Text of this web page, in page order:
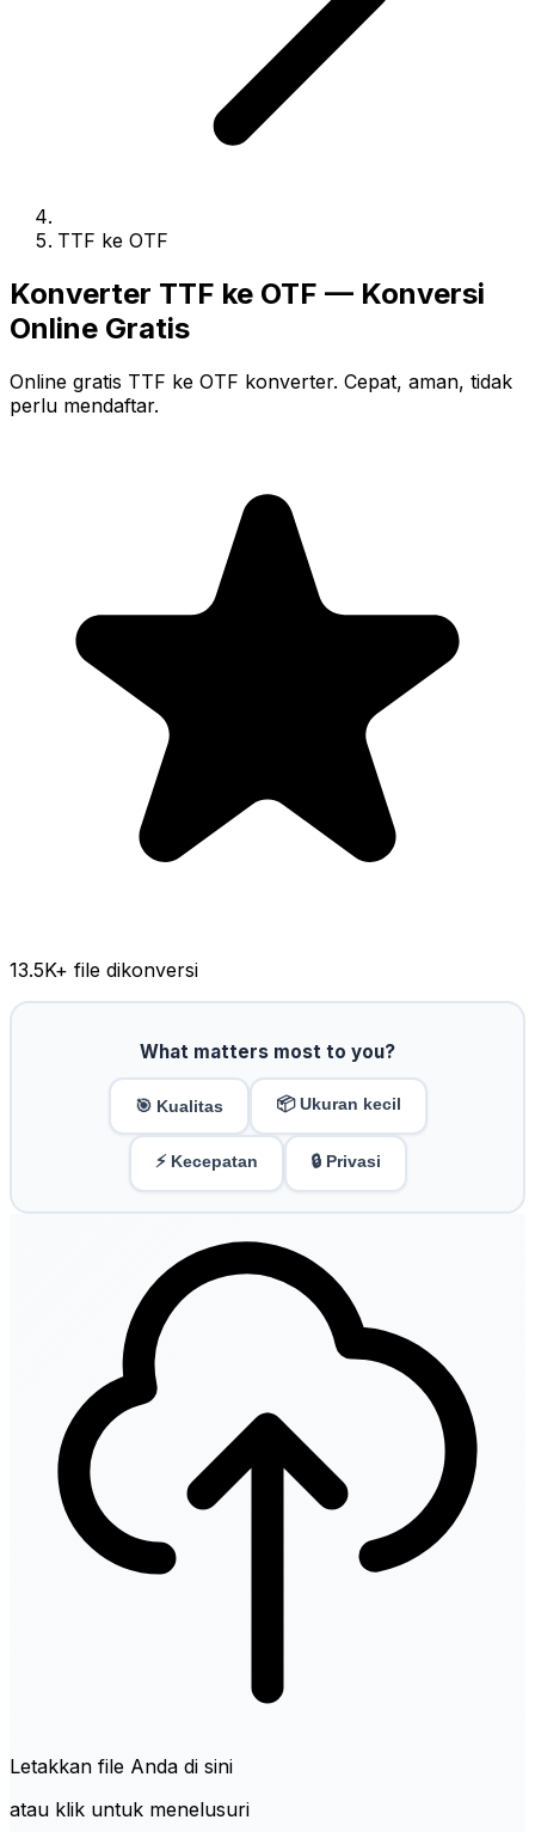
TTF ke OTF
Konverter TTF ke OTF — Konversi
Online Gratis
Online gratis TTF ke OTF konverter. Cepat, aman, tidak
perlu mendaftar.
13.5K+ file dikonversi
What matters most to you?
🎯 Kualitas 📦 Ukuran kecil
⚡ Kecepatan 🔒 Privasi
Letakkan file Anda di sini
atau klik untuk menelusuri